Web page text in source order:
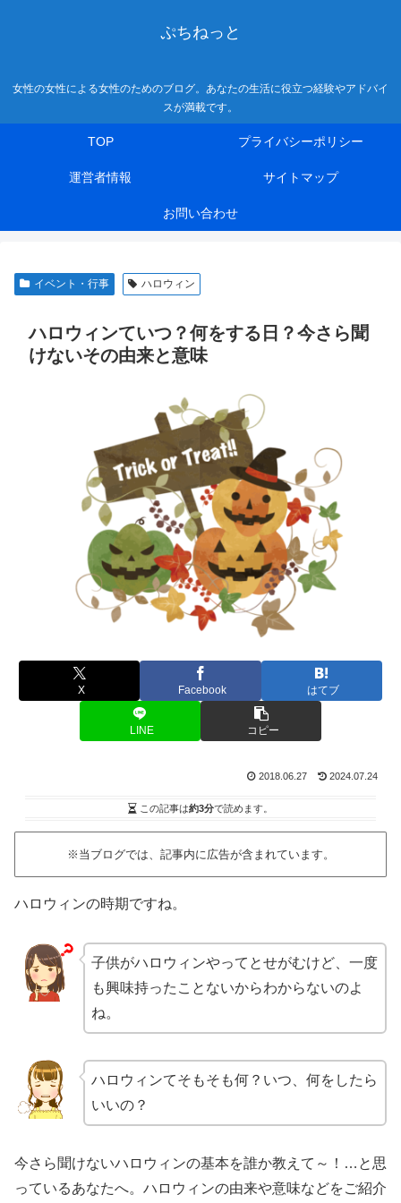
ぷちねっと
女性の女性による女性のためのブログ。あなたの生活に役立つ経験やアドバイ
スが満載です。
TOP プライバシーポリシー
運営者情報 サイトマップ
お問い合わせ
イベント・行事 ハロウィン
ハロウィンていつ？何をする日？今さら聞
けないその由来と意味
X Facebook はてブ
LINE コピー
2018.06.27 2024.07.24
この記事は約3分で読めます。
※当ブログでは、記事内に広告が含まれています。
ハロウィンの時期ですね。
子供がハロウィンやってとせがむけど、一度
も興味持ったことないからわからないのよ
ね。
ハロウィンてそもそも何？いつ、何をしたら
いいの？
今さら聞けないハロウィンの基本を誰か教えて～！… と思
っているあなたへ。ハロウィンの由来や意味などをご紹介